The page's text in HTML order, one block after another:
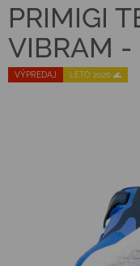
VÝPREDAJ LETO 2026 🌊
PRIMIGI
VIBRAM -